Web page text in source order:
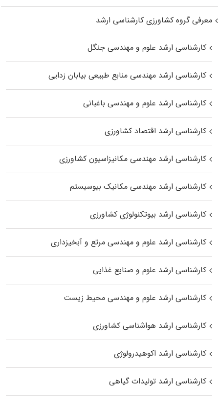
معرفی گروه کشاورزی کارشناسی ارشد
کارشناسی ارشد علوم و مهندسی جنگل
کارشناسی ارشد مهندسی منابع طبیعی بیابان زدایی
کارشناسی ارشد علوم و مهندسی باغبانی
کارشناسی ارشد اقتصاد کشاورزی
کارشناسی ارشد مهندسی مکانیزاسیون کشاورزی
کارشناسی ارشد مهندسی مکانیک بیوسیستم
کارشناسی ارشد بیوتکنولوژی کشاورزی
کارشناسی ارشد علوم و مهندسی مرتع و آبخیزداری
کارشناسی ارشد علوم و صنایع غذایی
کارشناسی ارشد علوم و مهندسی محیط زیست
کارشناسی ارشد هواشناسی کشاورزی
کارشناسی ارشد اکوهیدرولوژی
کارشناسی ارشد تولیدات گیاهی